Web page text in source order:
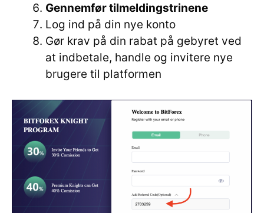
Gennemfør tilmeldingstrinene
Log ind på din nye konto
Gør krav på din rabat på gebyret ved
at indbetale, handle og invitere nye
brugere til platformen